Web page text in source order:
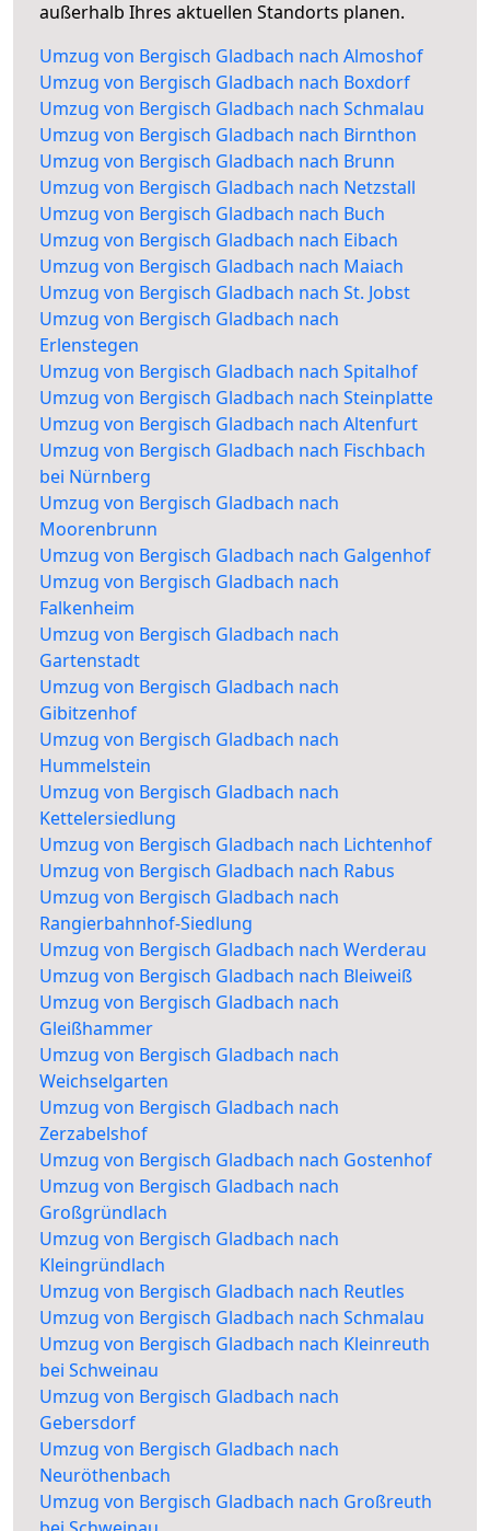
außerhalb Ihres aktuellen Standorts planen.
Umzug von Bergisch Gladbach nach Almoshof
Umzug von Bergisch Gladbach nach Boxdorf
Umzug von Bergisch Gladbach nach Schmalau
Umzug von Bergisch Gladbach nach Birnthon
Umzug von Bergisch Gladbach nach Brunn
Umzug von Bergisch Gladbach nach Netzstall
Umzug von Bergisch Gladbach nach Buch
Umzug von Bergisch Gladbach nach Eibach
Umzug von Bergisch Gladbach nach Maiach
Umzug von Bergisch Gladbach nach St. Jobst
Umzug von Bergisch Gladbach nach
Erlenstegen
Umzug von Bergisch Gladbach nach Spitalhof
Umzug von Bergisch Gladbach nach Steinplatte
Umzug von Bergisch Gladbach nach Altenfurt
Umzug von Bergisch Gladbach nach Fischbach
bei Nürnberg
Umzug von Bergisch Gladbach nach
Moorenbrunn
Umzug von Bergisch Gladbach nach Galgenhof
Umzug von Bergisch Gladbach nach
Falkenheim
Umzug von Bergisch Gladbach nach
Gartenstadt
Umzug von Bergisch Gladbach nach
Gibitzenhof
Umzug von Bergisch Gladbach nach
Hummelstein
Umzug von Bergisch Gladbach nach
Kettelersiedlung
Umzug von Bergisch Gladbach nach Lichtenhof
Umzug von Bergisch Gladbach nach Rabus
Umzug von Bergisch Gladbach nach
Rangierbahnhof-Siedlung
Umzug von Bergisch Gladbach nach Werderau
Umzug von Bergisch Gladbach nach Bleiweiß
Umzug von Bergisch Gladbach nach
Gleißhammer
Umzug von Bergisch Gladbach nach
Weichselgarten
Umzug von Bergisch Gladbach nach
Zerzabelshof
Umzug von Bergisch Gladbach nach Gostenhof
Umzug von Bergisch Gladbach nach
Großgründlach
Umzug von Bergisch Gladbach nach
Kleingründlach
Umzug von Bergisch Gladbach nach Reutles
Umzug von Bergisch Gladbach nach Schmalau
Umzug von Bergisch Gladbach nach Kleinreuth
bei Schweinau
Umzug von Bergisch Gladbach nach
Gebersdorf
Umzug von Bergisch Gladbach nach
Neuröthenbach
Umzug von Bergisch Gladbach nach Großreuth